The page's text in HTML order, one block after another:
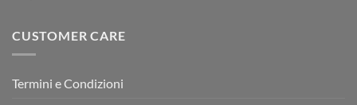
CUSTOMER CARE
Termini e Condizioni